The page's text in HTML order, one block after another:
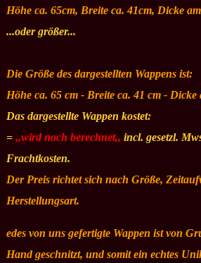
Höhe ca. 65cm, Breite ca. 41cm, Dicke
...oder größer...
Die Größe des dargestellten Wappens ist:
Höhe ca. 65 cm - Breite ca. 41 cm -
Das dargestellte Wappen kostet:
= ,,wird noch berechnet,, incl. gesetzl.
Frachtkosten.
Der Preis richtet sich nach Größe,
Herstellungsart.
edes von uns gefertigte Wappen ist von
Hand geschnitzt, und somit ein echtes